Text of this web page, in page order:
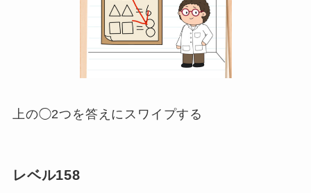
上の◯2つを答えにスワイプする
レベル158